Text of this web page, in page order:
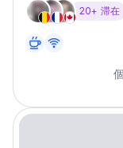
20+ 滞在